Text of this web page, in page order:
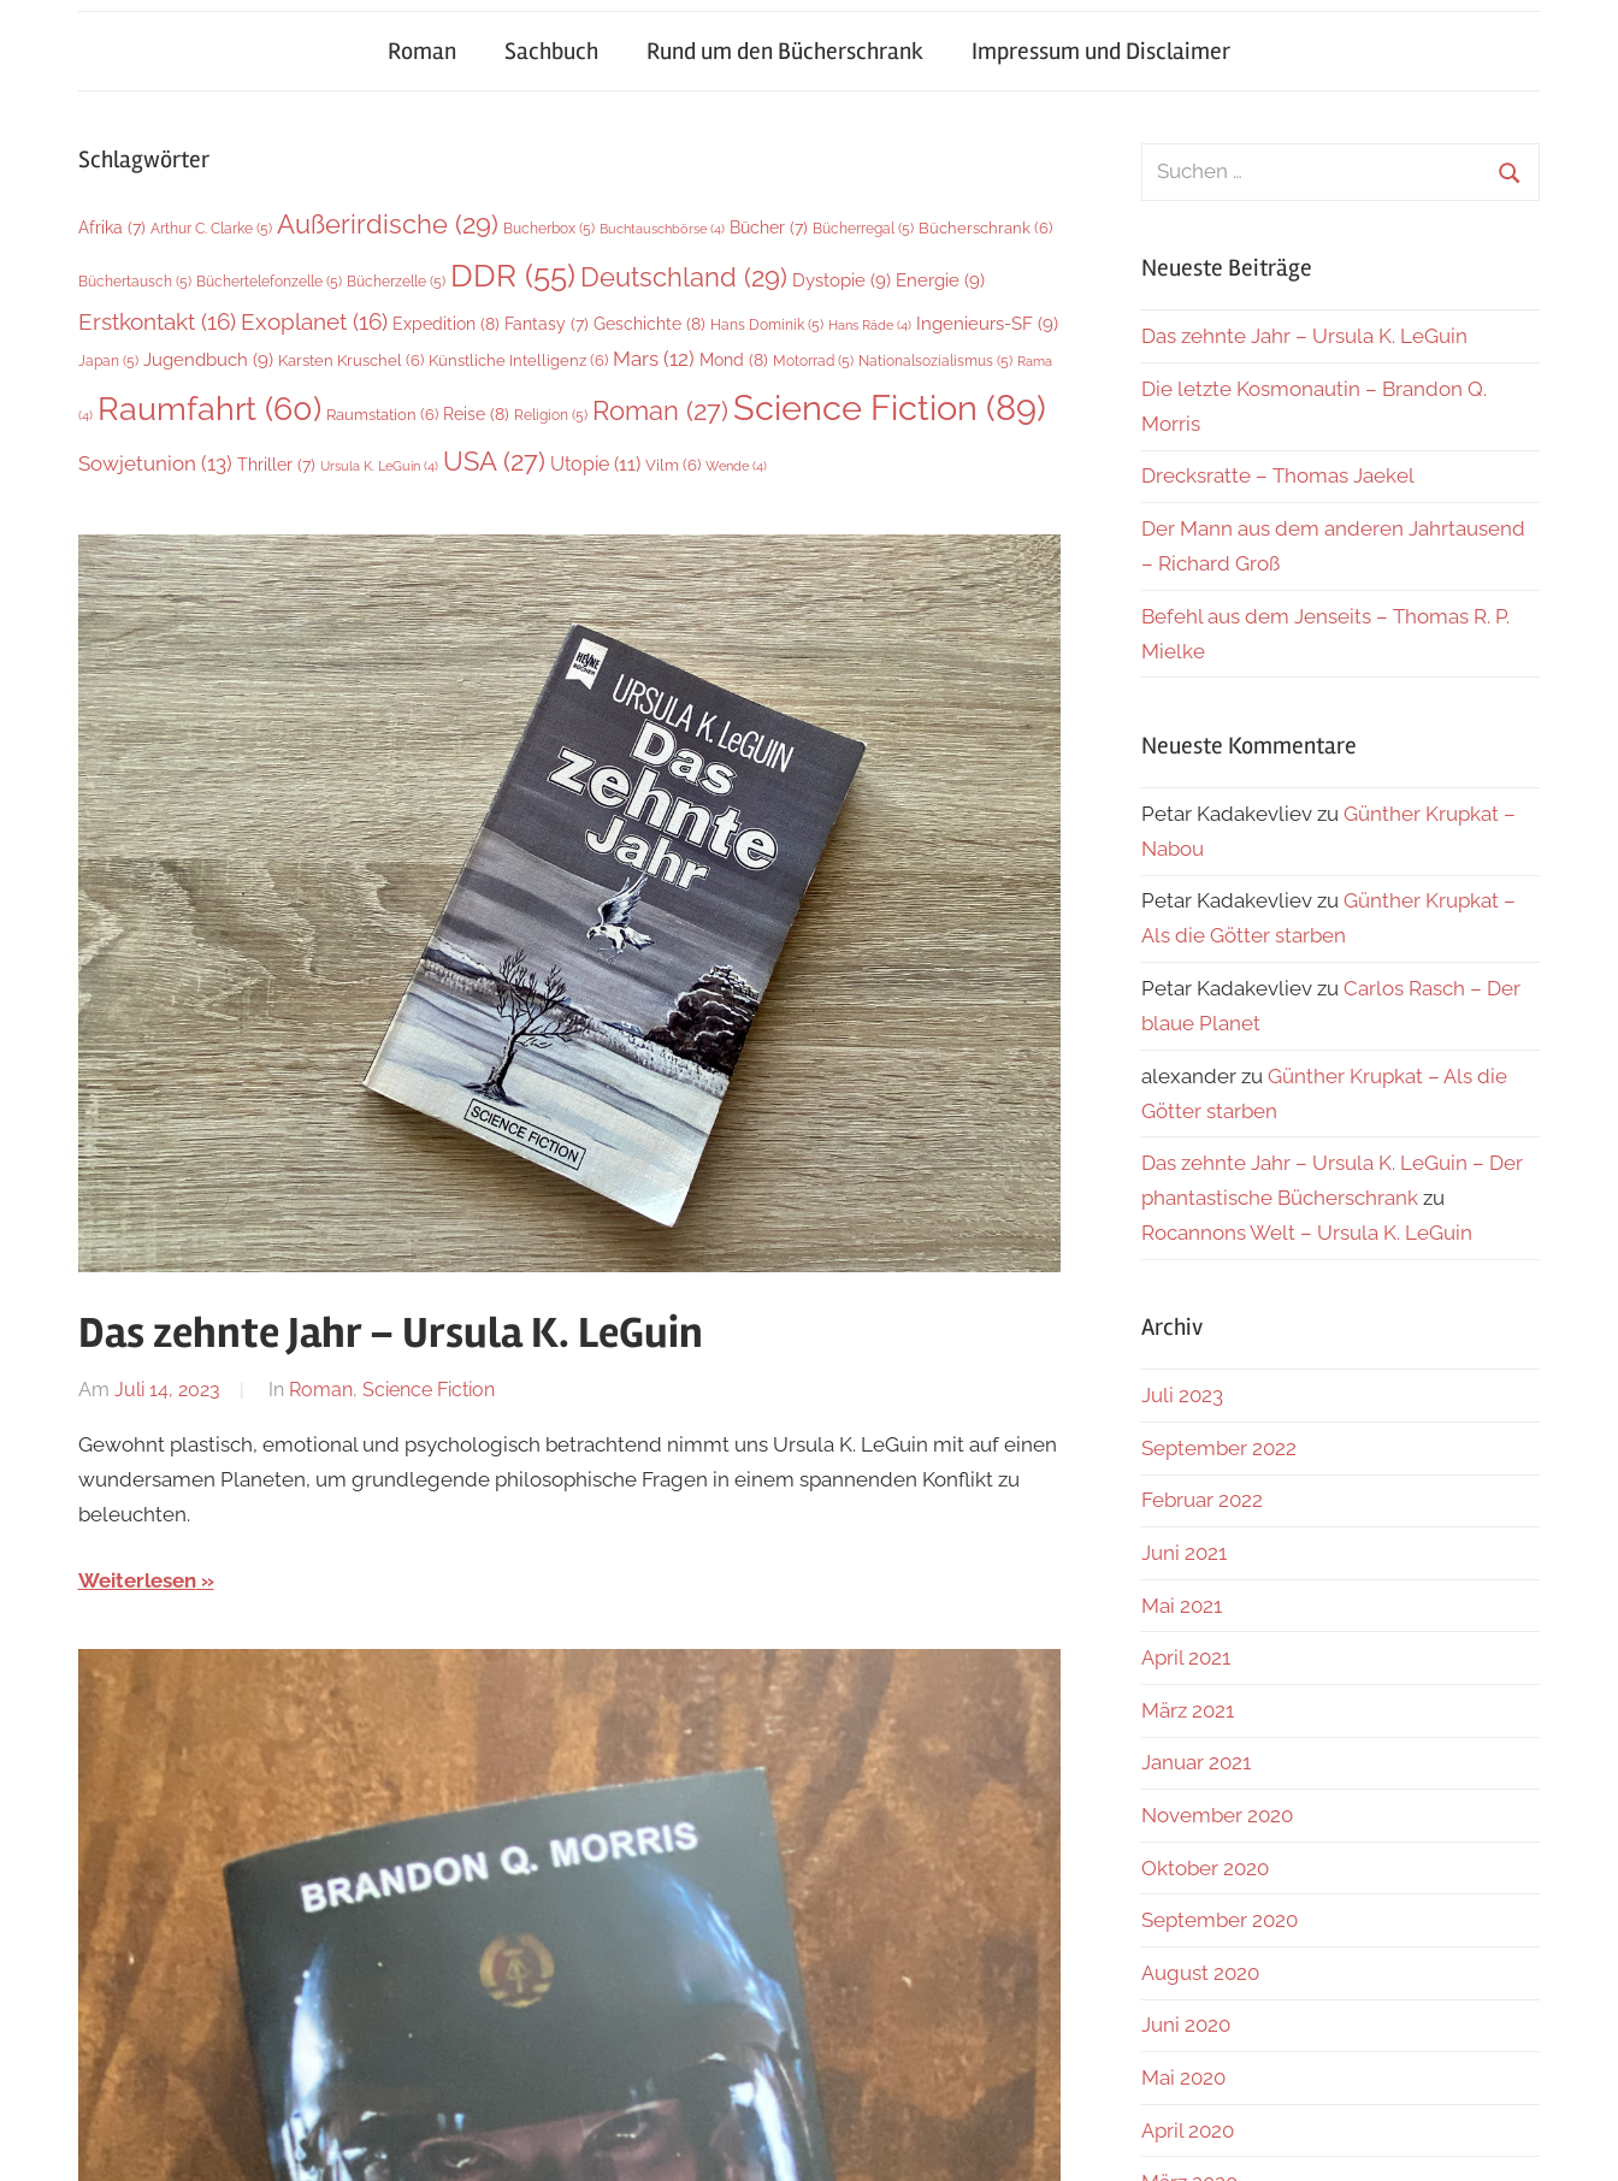
Roman Sachbuch Rund um den Bücherschrank Impressum und Disclaimer
Schlagwörter
Afrika (7) Arthur C. Clarke(5) Außerirdische(29) Bucherbox(5) Buchtauschbörse(4) Bücher(7) Bücherregal(5) Bücherschrank(6)
Büchertausch(5) Büchertelefonzelle(5) Bücherzelle(5) DDR (55) Deutschland (29) Dystopie(9) Energie(9)
Erstkontakt(16) Exoplanet(16) Expedition(8) Fantasy (7) Geschichte(8) Hans Dominik(5) Hans Räde(4) Ingenieurs-SF(9)
Japan(5) Jugendbuch (9) Karsten Kruschel (6) Künstliche Intelligenz(6) Mars(12) Mond (8) Motorrad(5) Nationalsozialismus(5) Rama
(4) Raumfahrt(60) Raumstation (6) Reise(8) Religion(5) Roman (27) Science Fiction (89)
Sowjetunion (13) Thriller(7) Ursula K. LeGuin(4) USA(27) Utopie(11) Vilm (6) Wende(4)
Das zehnte Jahr – Ursula K. LeGuin
Am Juli 14, 2023
Von
In Roman, Science Fiction
Gewohnt plastisch, emotional und psychologisch betrachtend nimmt uns Ursula K. LeGuin mit auf einen
wundersamen Planeten, um grundlegende philosophische Fragen in einem spannenden Konflikt zu
beleuchten.
Weiterlesen
Suchen
Neueste Beiträge
Das zehnte Jahr – Ursula K. LeGuin
Die letzte Kosmonautin – Brandon Q.
Morris
Drecksratte – Thomas Jaekel
Der Mann aus dem anderen Jahrtausend
– Richard Groß
Befehl aus dem Jenseits – Thomas R. P.
Mielke
Neueste Kommentare
Petar Kadakevliev zu Günther Krupkat –
Nabou
Petar Kadakevliev zu Günther Krupkat –
Als die Götter starben
Petar Kadakevliev zu Carlos Rasch – Der
blaue Planet
alexander zu Günther Krupkat – Als die
Götter starben
Das zehnte Jahr – Ursula K. LeGuin – Der
phantastische Bücherschrank zu
Rocannons Welt – Ursula K. LeGuin
Archiv
Juli 2023
September 2022
Februar 2022
Juni 2021
Mai 2021
April 2021
März 2021
Januar 2021
November 2020
Oktober 2020
September 2020
August 2020
Juni 2020
Mai 2020
April 2020